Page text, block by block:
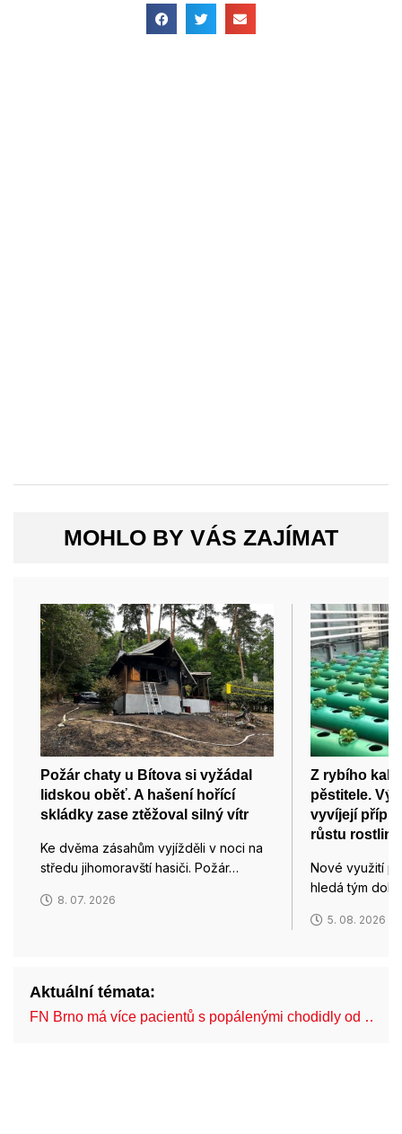
MOHLO BY VÁS ZAJÍMAT
Požár chaty u Bítova si vyžádal
lidskou oběť. A hašení hořící
skládky zase ztěžoval silný vítr
Ke dvěma zásahům vyjížděli v noci na
středu jihomoravští hasiči. Požár…
8. 07. 2026
Z rybího
pěstitele.
vyvíjejí
růstu rostlin
Nové využití
hledá tým
5. 08. 2026
Aktuální témata:
FN Brno má více pacientů s popálenými chodidly od …